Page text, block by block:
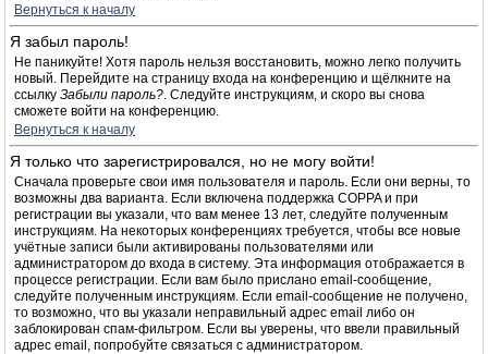
Вернуться к началу
Я забыл пароль!
Не паникуйте! Хотя пароль нельзя восстановить, можно легко получить
новый. Перейдите на страницу входа на конференцию и щёлкните на
ссылку Забыли пароль?. Следуйте инструкциям, и скоро вы снова
сможете войти на конференцию.
Вернуться к началу
Я только что зарегистрировался, но не могу войти!
Сначала проверьте свои имя пользователя и пароль. Если они верны, то
возможны два варианта. Если включена поддержка COPPA и при
регистрации вы указали, что вам менее 13 лет, следуйте полученным
инструкциям. На некоторых конференциях требуется, чтобы все новые
учётные записи были активированы пользователями или
администратором до входа в систему. Эта информация отображается в
процессе регистрации. Если вам было прислано email-сообщение,
следуйте полученным инструкциям. Если email-сообщение не получено,
то возможно, что вы указали неправильный адрес email либо он
заблокирован спам-фильтром. Если вы уверены, что ввели правильный
адрес email, попробуйте связаться с администратором.